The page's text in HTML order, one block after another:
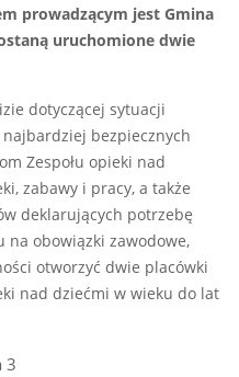
prowadzącym jest Gmina
uruchomione dwie
dotyczącej sytuacji
bezpiecznych
Zespołu opieki nad
zabawy i pracy, a także
deklarujących potrzebę
na obowiązki zawodowe,
otworzyć dwie placówki
nad dziećmi w wieku do lat
3